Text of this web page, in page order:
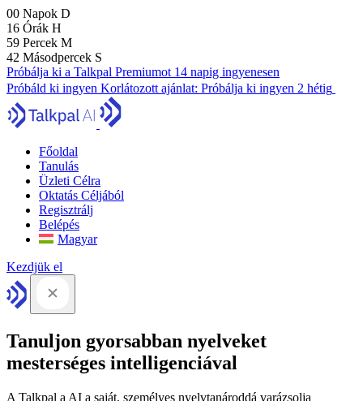
00 Napok D
16 Órák H
59 Percek M
41 Másodpercek S
Próbálja ki a Talkpal Premiumot 14 napig ingyenesen
Próbáld ki ingyen Korlátozott ajánlat: Próbálja ki ingyen 2 hétig
Főoldal
Tanulás
Üzleti Célra
Oktatás Céljából
Regisztrálj
Belépés
Magyar
Kezdjük el
Tanuljon gyorsabban nyelveket
mesterséges intelligenciával
A Talkpal a AI a saját, személyes nyelvtanároddá varázsolja